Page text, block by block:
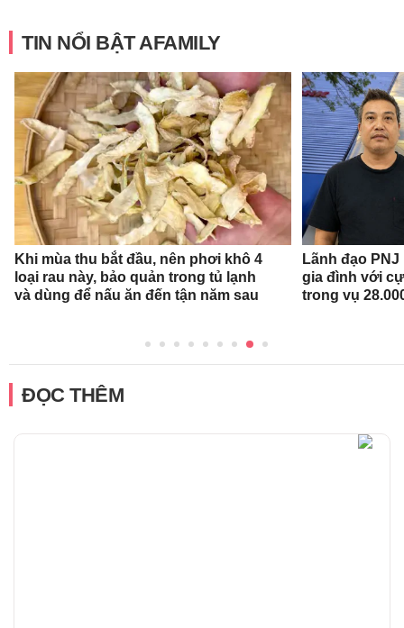
TIN NỔI BẬT AFAMILY
Khi mùa thu bắt đầu, nên phơi khô 4
loại rau này, bảo quản trong tủ lạnh
và dùng để nấu ăn đến tận năm sau
Lãnh đạo
gia đình với
trong vụ
ĐỌC THÊM